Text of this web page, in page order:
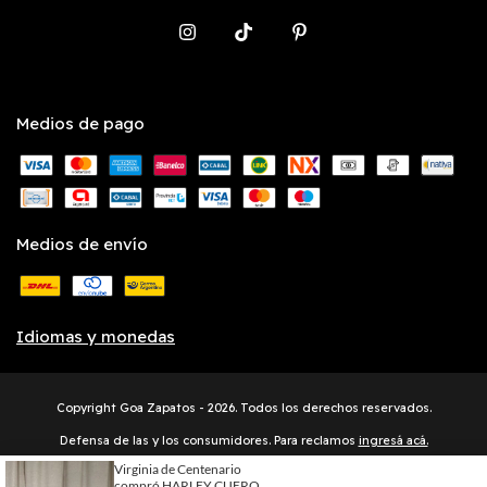
Medios de pago
Medios de envío
Idiomas y monedas
Copyright Goa Zapatos - 2026. Todos los derechos reservados.
Defensa de las y los consumidores. Para reclamos ingresá acá.
Botón de arrepentimiento